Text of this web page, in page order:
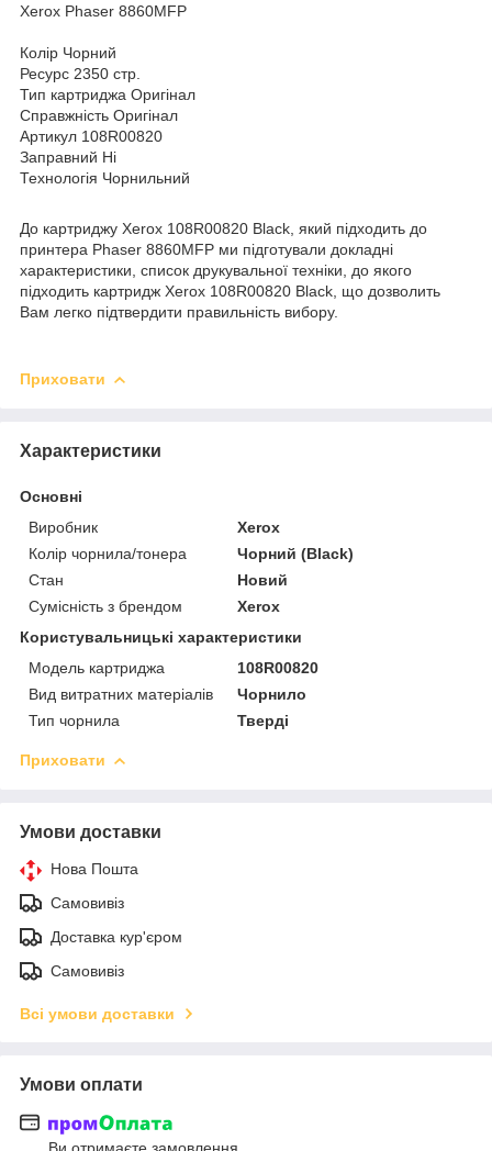
Xerox Phaser 8860MFP
Колір Чорний
Ресурс 2350 стр.
Тип картриджа Оригінал
Справжність Оригінал
Артикул 108R00820
Заправний Ні
Технологія Чорнильний
До картриджу Xerox 108R00820 Black, який підходить до
принтера Phaser 8860MFP ми підготували докладні
характеристики, список друкувальної техніки, до якого
підходить картридж Xerox 108R00820 Black, що дозволить
Вам легко підтвердити правильність вибору.
Приховати
Характеристики
Основні
Виробник
Xerox
Колір чорнила/тонера
Чорний (Black)
Стан
Новий
Сумісність з брендом
Xerox
Користувальницькі характеристики
Модель картриджа
108R00820
Вид витратних матеріалів
Чорнило
Тип чорнила
Тверді
Приховати
Умови доставки
Нова Пошта
Самовивіз
Доставка кур'єром
Самовивіз
Всі умови доставки
Умови оплати